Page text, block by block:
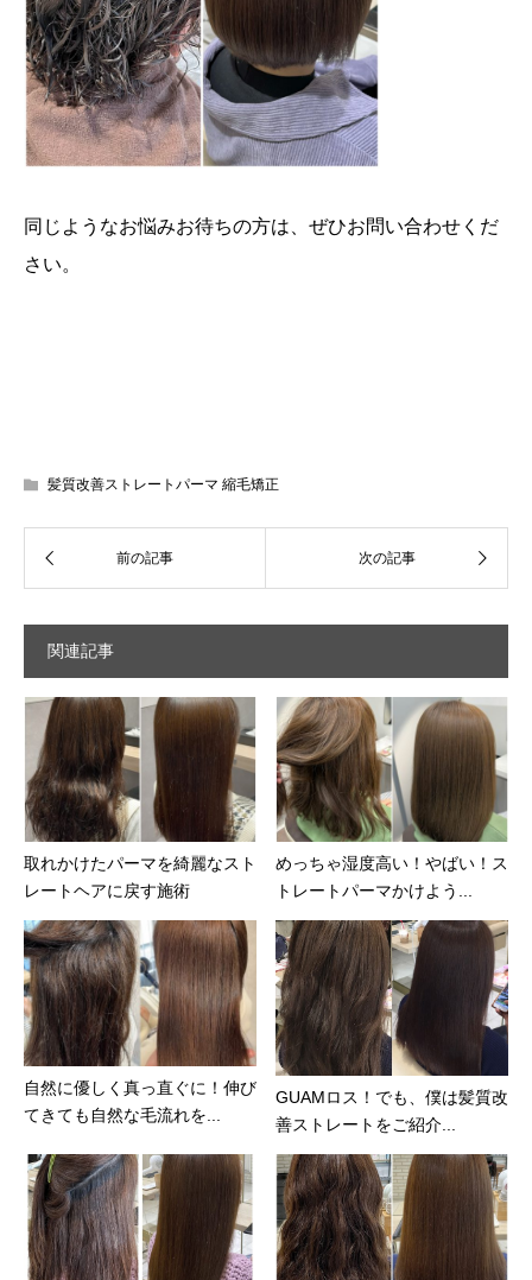
同じようなお悩みお待ちの方は、ぜひお問い合わせくだ
さい。
髪質改善ストレートパーマ 縮毛矯正
関連記事
取れかけたパーマを綺麗なスト
レートヘアに戻す施術
めっちゃ湿度高い！やばい！ス
トレートパーマかけよう...
自然に優しく真っ直ぐに！伸び
てきても自然な毛流れを...
GUAMロス！でも、僕は髪質改
善ストレートをご紹介...